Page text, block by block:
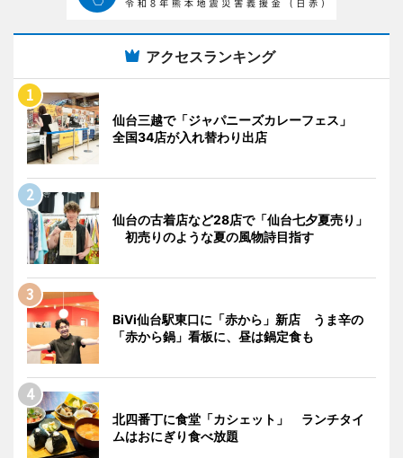
アクセスランキング
仙台三越で「ジャパニーズカレーフェス」
全国34店が入れ替わり出店
仙台の古着店など28店で「仙台七夕夏売り」
初売りのような夏の風物詩目指す
BiVi仙台駅東口に「赤から」新店 うま辛の
「赤から鍋」看板に、昼は鍋定食も
北四番丁に食堂「カシェット」 ランチタイ
ムはおにぎり食べ放題